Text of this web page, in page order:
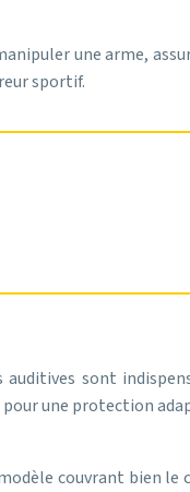
une arme,
sportif.
sont
pour une protection
couvrant bien